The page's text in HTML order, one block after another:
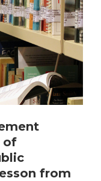
of
from